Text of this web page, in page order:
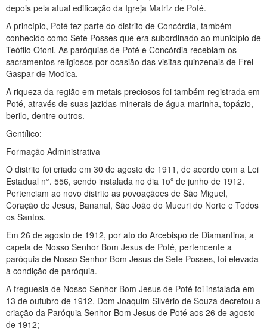
depois pela atual edificação da Igreja Matriz de Poté.
A princípio, Poté fez parte do distrito de Concórdia, também
conhecido como Sete Posses que era subordinado ao município de
Teófilo Otoni. As paróquias de Poté e Concórdia recebiam os
sacramentos religiosos por ocasião das visitas quinzenais de Frei
Gaspar de Modica.
A riqueza da região em metais preciosos foi também registrada em
Poté, através de suas jazidas minerais de água-marinha, topázio,
berilo, dentre outros.
Gentílico:
Formação Administrativa
O distrito foi criado em 30 de agosto de 1911, de acordo com a Lei
Estadual n°. 556, sendo instalada no dia 1oº de junho de 1912.
Pertenciam ao novo distrito as povoaçãoes de São Miguel,
Coração de Jesus, Bananal, São João do Mucuri do Norte e Todos
os Santos.
Em 26 de agosto de 1912, por ato do Arcebispo de Diamantina, a
capela de Nosso Senhor Bom Jesus de Poté, pertencente a
paróquia de Nosso Senhor Bom Jesus de Sete Posses, foi elevada
à condição de paróquia.
A freguesia de Nosso Senhor Bom Jesus de Poté foi instalada em
13 de outubro de 1912. Dom Joaquim Silvério de Souza decretou a
criação da Paróquia Senhor Bom Jesus de Poté aos 26 de agosto
de 1912;